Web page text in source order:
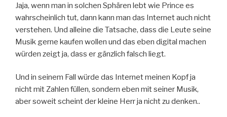
Jaja, wenn man in solchen Sphären lebt wie Prince es
wahrscheinlich tut, dann kann man das Internet auch nicht
verstehen. Und alleine die Tatsache, dass die Leute seine
Musik gerne kaufen wollen und das eben digital machen
würden zeigt ja, dass er gänzlich falsch liegt.
Und in seinem Fall würde das Internet meinen Kopf ja
nicht mit Zahlen füllen, sondern eben mit seiner Musik,
aber soweit scheint der kleine Herr ja nicht zu denken..